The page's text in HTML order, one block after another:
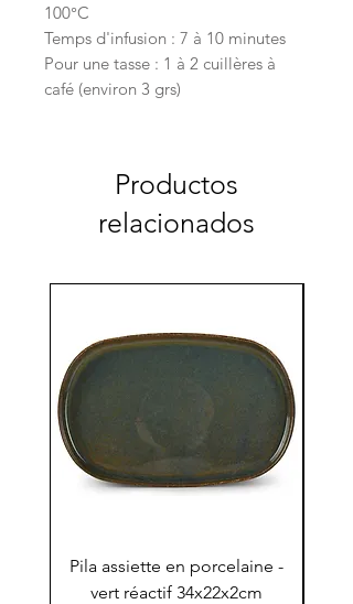
100°C
Temps d'infusion : 7 à 10 minutes
Pour une tasse : 1 à 2 cuillères à
café (environ 3 grs)
Productos
relacionados
Pila assiette en porcelaine -
vert réactif 34x22x2cm